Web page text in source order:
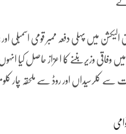
میں وفاقی وزیر بننے کا اعزاز حاصل
سے کلرسیداں اور روڈ سے ملحقہ چار